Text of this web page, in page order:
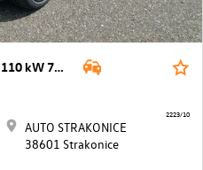
VW T-Roc R-Line People 1,5 TSI 110 kW 7DSG
AUTO STRAKONICE
38601 Strakonice
2223/10